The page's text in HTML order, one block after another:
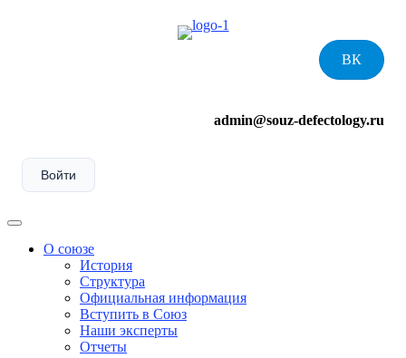
ВК
admin@souz-defectology.ru
Войти
Menu
О союзе
История
Структура
Официальная информация
Вступить в Союз
Наши эксперты
Отчеты